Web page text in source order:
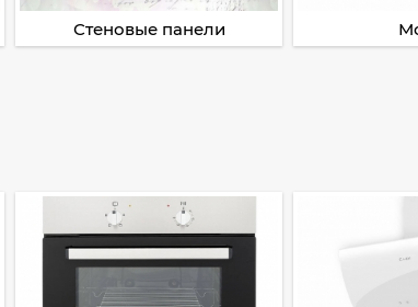
Стеновые панели